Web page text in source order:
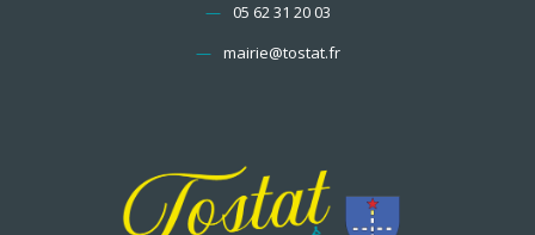
— 05 62 31 20 03
— mairie@tostat.fr